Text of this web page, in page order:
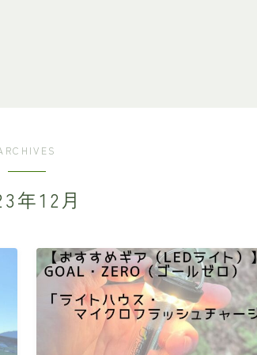
年12月